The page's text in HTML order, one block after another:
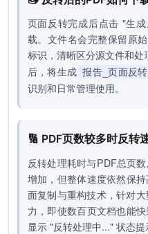
页面反转完成后点击 "生
载。文件名会完整保留原
标识，清晰区分源文件和处
后，将生成 报告_页面反
识别和日常管理使用。
🔢 PDF页数较多时反转
反转处理耗时与PDF总页
增加，但整体速度依然保
面复制与重构技术，针对
力，即使数百页文档也能
显示 "反转处理中..." 状态提